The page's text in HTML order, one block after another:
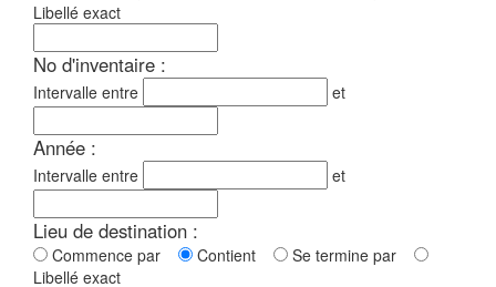
Libellé exact
No d'inventaire :
Intervalle entre et
Année :
Intervalle entre et
Lieu de destination :
Commence par Contient
Se termine par
Libellé exact